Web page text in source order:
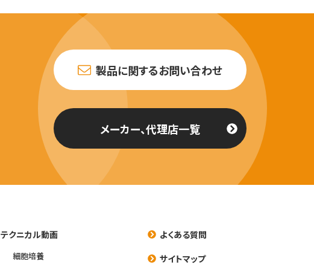
製品に関するお問い合わせ
メーカー、代理店一覧
テクニカル動画
細胞培養
よくある質問
サイトマップ